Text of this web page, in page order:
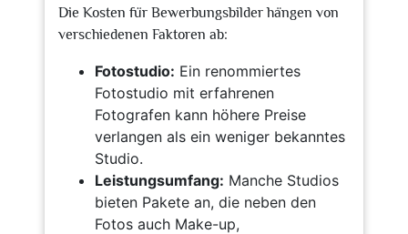
Die Kosten für Bewerbungsbilder hängen von
verschiedenen Faktoren ab:
Fotostudio: Ein renommiertes
Fotostudio mit erfahrenen
Fotografen kann höhere Preise
verlangen als ein weniger bekanntes
Studio.
Leistungsumfang: Manche Studios
bieten Pakete an, die neben den
Fotos auch Make-up,